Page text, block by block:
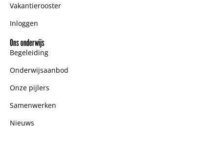
Vakantierooster
Inloggen
Ons onderwijs
Begeleiding
Onderwijsaanbod
Onze pijlers
Samenwerken
Nieuws